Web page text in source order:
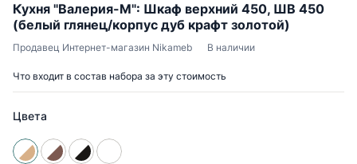
Кухня "Валерия-М": Шкаф верхний 450, ШВ 450
(белый глянец/корпус дуб крафт золотой)
Продавец Интернет-магазин Nikameb В наличии
Что входит в состав набора за эту стоимость
Цвета